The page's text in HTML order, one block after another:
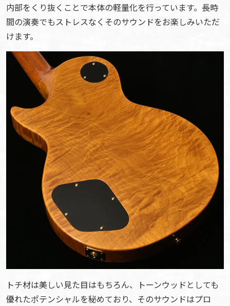
内部をくり抜くことで本体の軽量化を行っています。長時
間の演奏でもストレスなくそのサウンドをお楽しみいただ
けます。
トチ材は美しい見た目はもちろん、トーンウッドとしても
優れたポテンシャルを秘めており、そのサウンドはプロ